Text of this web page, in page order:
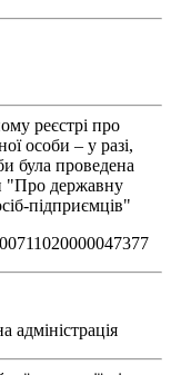
реєстрі про
особи – у разі,
була проведена
"Про державну
підприємців"
адміністрація